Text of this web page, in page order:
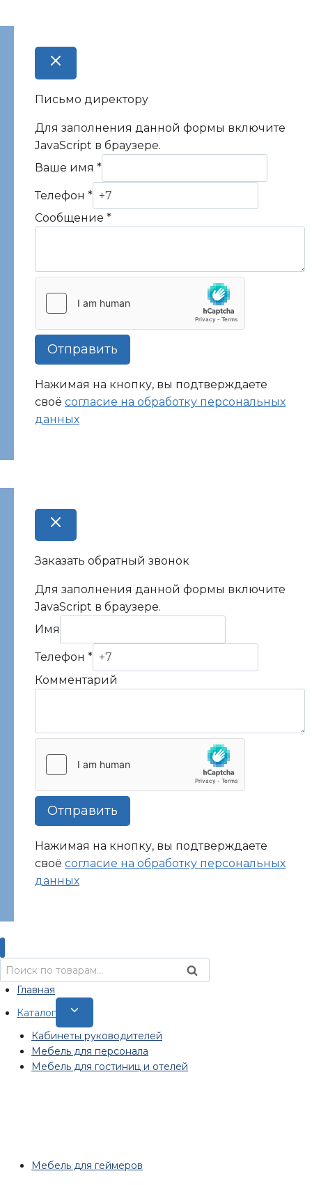
Письмо директору
Для заполнения данной формы включите
JavaScript в браузере.
Ваше имя *
Телефон *
Сообщение *
Отправить
Нажимая на кнопку, вы подтверждаете
своё согласие на обработку персональных
данных
Заказать обратный звонок
Для заполнения данной формы включите
JavaScript в браузере.
Имя
Телефон *
Комментарий
Комментарий
Отправить
Нажимая на кнопку, вы подтверждаете
своё согласие на обработку персональных
данных
Искать: Поиск
Главная
Каталог
Переключить
дочернее
меню
Кабинеты руководителей
Мебель для персонала
Мебель для гостиниц и отелей
Мебель для геймеров